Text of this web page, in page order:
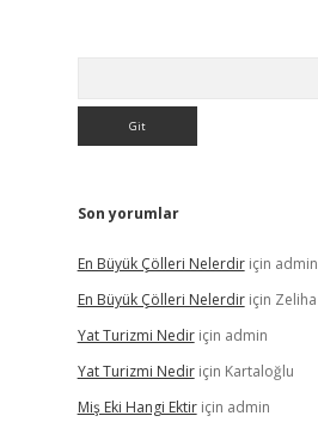
Son yorumlar
En Büyük Çölleri Nelerdiriçin admin
En Büyük Çölleri Nelerdiriçin Zeliha
Yat Turizmi Nediriçin admin
Yat Turizmi Nediriçin Kartaloğlu
Miş Eki Hangi Ektiriçin admin